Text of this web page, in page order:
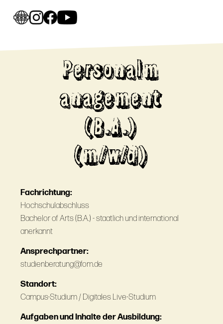
Personalm
anagement
(B.A.)
(m/w/d)
Fachrichtung:
Hochschulabschluss
Bachelor of Arts (B.A.) - staatlich und international
anerkannt
Ansprechpartner:
studienberatung@fom.de
Standort:
Campus-Studium / Digitales Live-Studium
Aufgaben und Inhalte der Ausbildung: